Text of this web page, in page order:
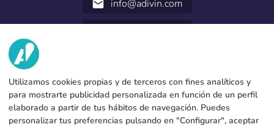
email info@adivin.com
VI
Fabrik
Kontakt
TJÄNSTER
Betalningsmetoder
JURIDISKA UPPGIFTER
Utilizamos cookies propias y de terceros con fines analíticos y
para mostrarte publicidad personalizada en función de un perfil
elaborado a partir de tus hábitos de navegación. Puedes
personalizar tus preferencias pulsando en "Configurar", aceptar